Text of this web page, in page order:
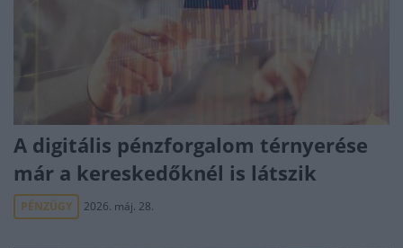
A digitális pénzforgalom térnyerése
már a kereskedőknél is látszik
PÉNZÜGY 2026. máj. 28.